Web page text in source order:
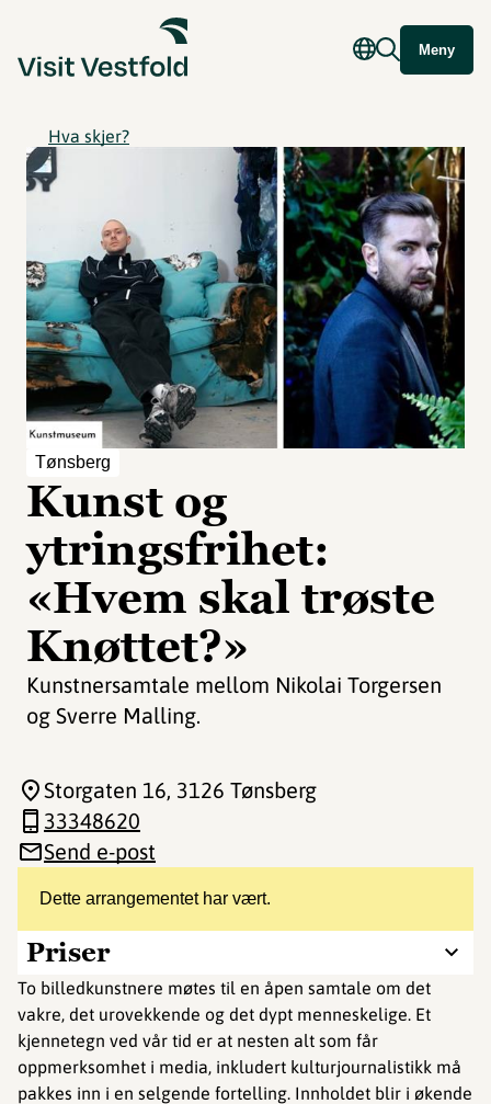
Meny
Hva skjer?
Tønsberg
Kunst og
ytringsfrihet:
«Hvem skal trøste
Knøttet?»
Kunstnersamtale mellom Nikolai Torgersen
og Sverre Malling.
Dette arrangementet har vært.
Priser
To billedkunstnere møtes til en åpen samtale om det
vakre, det urovekkende og det dypt menneskelige. Et
kjennetegn ved vår tid er at nesten alt som får
oppmerksomhet i media, inkludert kulturjournalistikk må
pakkes inn i en selgende fortelling. Innholdet blir i økende
Storgaten 16, 3126 Tønsberg
33348620
Send e-post